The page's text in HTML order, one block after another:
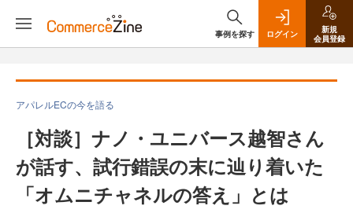
事例を探す ログイン
新規
会員登録
アパレルECの今を語る
［対談］ナノ・ユニバース越智さん
が話す、試行錯誤の末に辿り着いた
「オムニチャネルの答え」とは